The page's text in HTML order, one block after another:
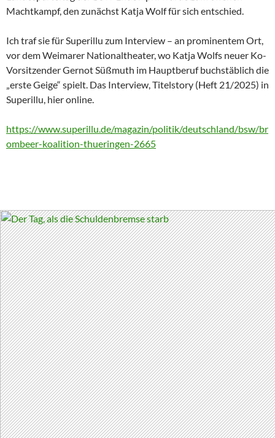
Machtkampf, den zunächst Katja Wolf für sich entschied.
Ich traf sie für Superillu zum Interview – an prominentem Ort,
vor dem Weimarer Nationaltheater, wo Katja Wolfs neuer Ko-
Vorsitzender Gernot Süßmuth im Hauptberuf buchstäblich die
„erste Geige“ spielt. Das Interview, Titelstory (Heft 21/2025) in
Superillu, hier online.
https://www.superillu.de/magazin/politik/deutschland/bsw/br
ombeer-koalition-thueringen-2665